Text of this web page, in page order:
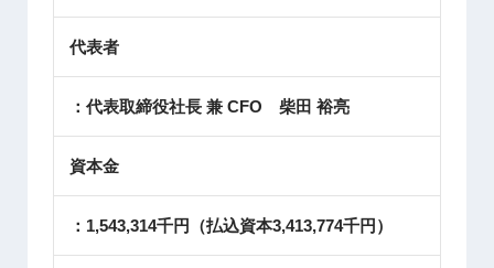
代表者
：代表取締役社長 兼 CFO 柴田 裕亮
資本金
：1,543,314千円（払込資本3,413,774千円）